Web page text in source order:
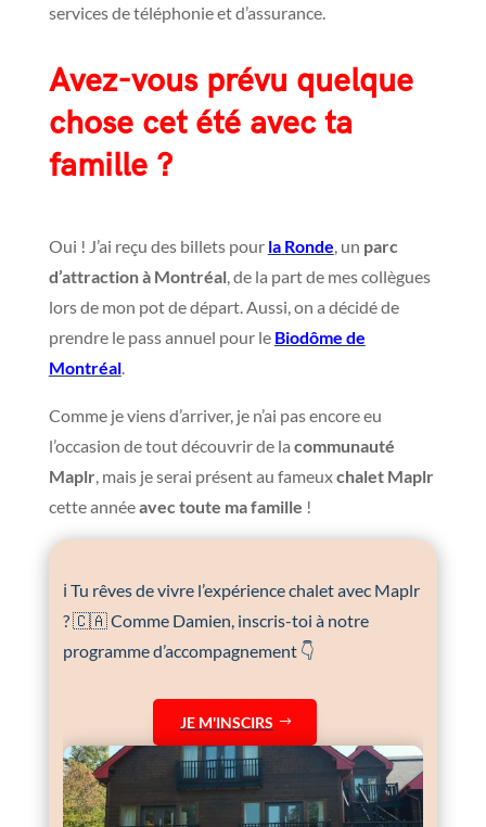
services de téléphonie et d’assurance.
Avez-vous prévu quelque
chose cet été avec ta
famille ?
Oui ! J’ai reçu des billets pour la Ronde , un parc
d’attraction à Montréal, de la part de mes collègues
lors de mon pot de départ. Aussi, on a décidé de
prendre le pass annuel pour le Biodôme de
Montréal.
Comme je viens d’arriver, je n’ai pas encore eu
l’occasion de tout découvrir de la communauté
Maplr, mais je serai présent au fameuxchalet Maplr
cette annéeavec toute ma famille !
ℹ️ Tu rêves de vivre l’expérience chalet avec Maplr
? 🇨🇦 Comme Damien, inscris-toi à notre
programme d’accompagnement 👇
JE M'INSCIRS